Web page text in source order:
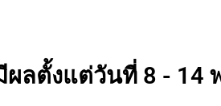
ลตั้งแต่วันที่ 8 - 14